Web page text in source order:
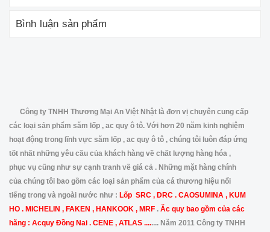
Bình luận sản phẩm
Công ty TNHH Thương Mại An Việt Nhật là đơn vị chuyên cung cấp
các loại sản phẩm săm lốp , ac quy ô tô. Với hơn 20 năm kinh nghiệm
hoạt động trong lĩnh vực săm lốp , ac quy ô tô , chúng tôi luôn đáp ứng
tốt nhất những yêu cầu của khách hàng về chất lượng hàng hóa ,
phục vụ cũng như sự cạnh tranh về giá cả . Những mặt hàng chính
của chúng tôi bao gồm các loại sản phẩm của cá thương hiệu nổi
tiếng trong và ngoài nước như : Lốp SRC , DRC . CAOSUMINA , KUM
HO . MICHELIN , FAKEN , HANKOOK , MRF . Ăc quy bao gồm của các
hãng : Acquy Đồng Nai . CENE , ATLAS ........ Năm 2011 Công ty TNHH